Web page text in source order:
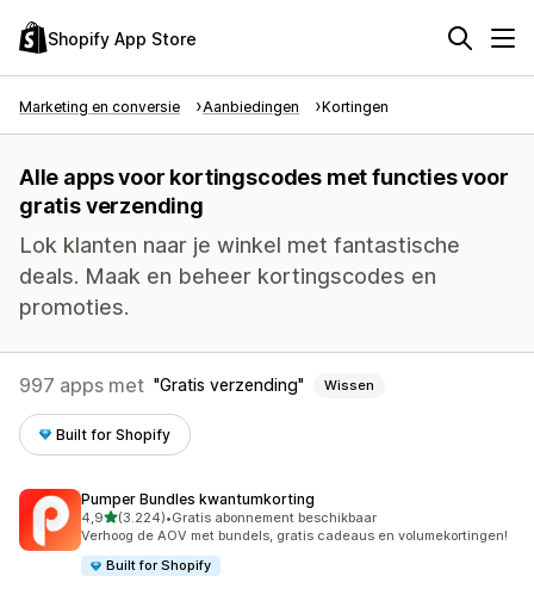
Shopify App Store
Marketing en conversie Aanbiedingen Kortingen
Alle apps voor kortingscodes met functies voor
gratis verzending
Lok klanten naar je winkel met fantastische
deals. Maak en beheer kortingscodes en
promoties.
997 apps met Gratis verzending Wissen
Built for Shopify
Pumper Bundles kwantumkorting
4,9van 5 sterren
(3.224)
3224 recensies in totaal
•Gratis abonnement beschikbaar
Verhoog de AOV met bundels, gratis cadeaus en volumekortingen!
Built for Shopify